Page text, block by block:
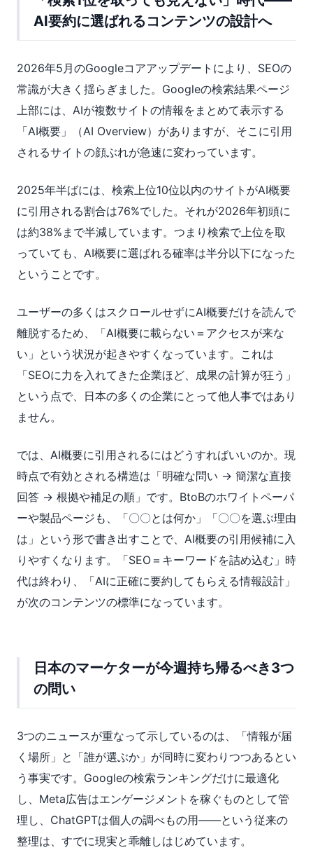
AI要約に選ばれるコンテンツの設計へ
2026年5月のGoogleコアアップデートにより、SEOの
常識が大きく揺らぎました。Googleの検索結果ページ
上部には、AIが複数サイトの情報をまとめて表示する
「AI概要」（AI Overview）がありますが、そこに引用
されるサイトの顔ぶれが急速に変わっています。
2025年半ばには、検索上位10位以内のサイトがAI概要
に引用される割合は76%でした。それが2026年初頭に
は約38%まで半減しています。つまり検索で上位を取
っていても、AI概要に選ばれる確率は半分以下になった
ということです。
ユーザーの多くはスクロールせずにAI概要だけを読んで
離脱するため、「AI概要に載らない＝アクセスが来な
い」という状況が起きやすくなっています。これは
「SEOに力を入れてきた企業ほど、成果の計算が狂う」
という点で、日本の多くの企業にとって他人事ではあり
ません。
では、AI概要に引用されるにはどうすればいいのか。現
時点で有効とされる構造は「明確な問い → 簡潔な直接
回答 → 根拠や補足の順」です。BtoBのホワイトペーパ
ーや製品ページも、「〇〇とは何か」「〇〇を選ぶ理由
は」という形で書き出すことで、AI概要の引用候補に入
りやすくなります。「SEO＝キーワードを詰め込む」時
代は終わり、「AIに正確に要約してもらえる情報設計」
が次のコンテンツの標準になっています。
日本のマーケターが今週持ち帰るべき3つ
の問い
3つのニュースが重なって示しているのは、「情報が届
く場所」と「誰が選ぶか」が同時に変わりつつあるとい
う事実です。Googleの検索ランキングだけに最適化
し、Meta広告はエンゲージメントを稼ぐものとして管
理し、ChatGPTは個人の調べもの用——という従来の
整理は、すでに現実と乖離しはじめています。